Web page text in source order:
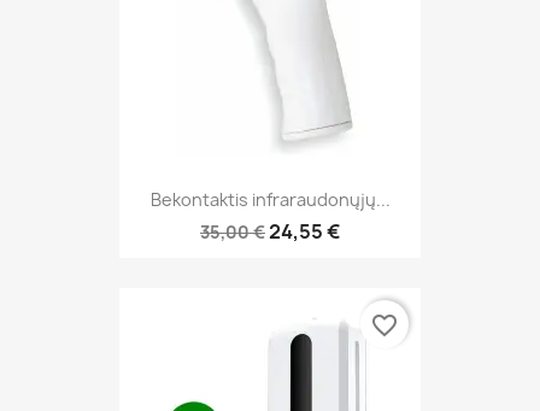
Bekontaktis infraraudonųjų...
35,00 €24,55 €
favorite_border